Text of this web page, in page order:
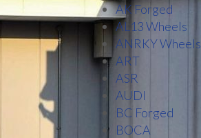
AK Forged
AL13 Wheels
ANRKY Wheels
ART
ASR
AUDI
BC Forged
BOCA